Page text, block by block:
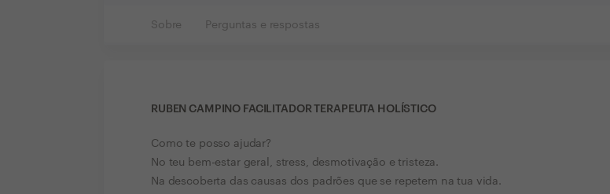
Sobre Perguntas e respostas
RUBEN CAMPINO FACILITADOR TERAPEUTA HOLÍSTICO
Como te posso ajudar?
No teu bem-estar geral, stress, desmotivação e tristeza.
Na descoberta das causas dos padrões que se repetem na tua vida.